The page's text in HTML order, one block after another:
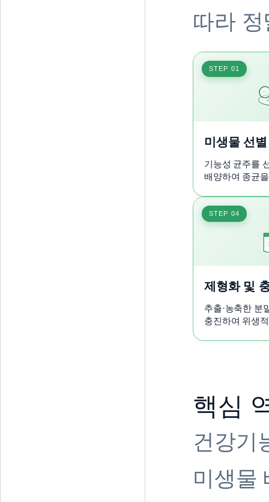
따라
STEP 01
미생물 선
기능성 균주를
배양하여 종균
STEP 04
제형화 및
추출·농축한 분
충진하여 위생
핵심
건강기
미생물